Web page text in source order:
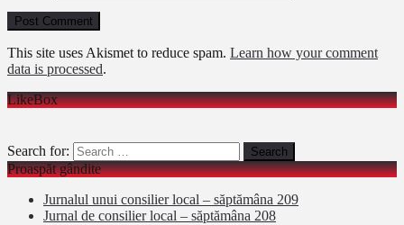
This site uses Akismet to reduce spam. Learn how your comment
data is processed.
LikeBox
Search for:
Proaspăt gândite
Jurnalul unui consilier local – săptămâna 209
Jurnal de consilier local – săptămâna 208